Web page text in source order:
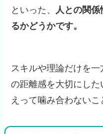
といった、
人との関
るかどうかです。
スキルや理論だけを
の距離感を大切にし
えって噛み合わないこ